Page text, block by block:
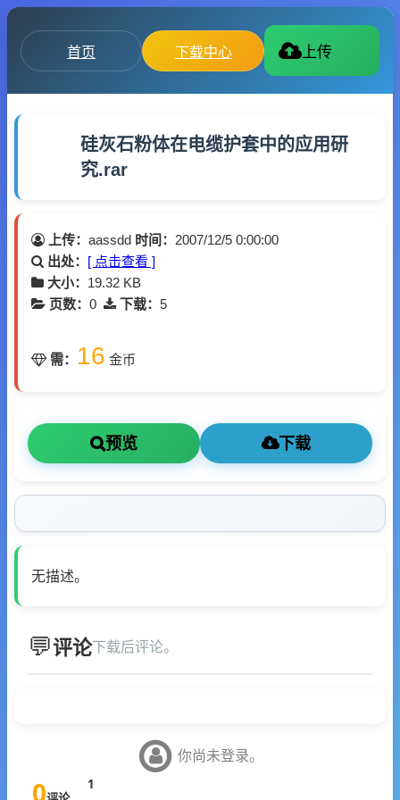
首页 下载中心 上传
硅灰石粉体在电缆护套中的应用研
究.rar
上传： aassdd 时间： 2007/12/5 0:00:00
出处： [ 点击查看 ]
大小： 19.32 KB
页数： 0 下载： 5
需： 16 金币
预览 下载
无描述。
评论下载后评论。
你尚未登录。
0 1